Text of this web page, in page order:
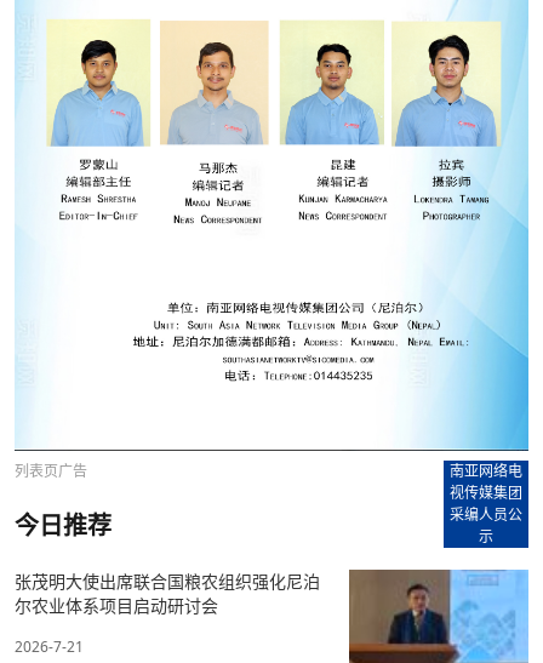
列表页广告
南亚网络电
视传媒集团
采编人员公
示
今日推荐
张茂明大使出席联合国粮农组织强化尼泊
尔农业体系项目启动研讨会
2026-7-21